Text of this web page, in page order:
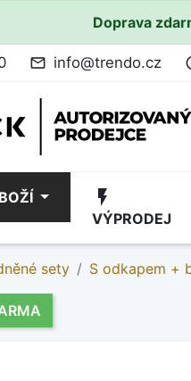
Doprava
mail_outline info@trendo.cz
flash_on
VÝPRODEJ
sety S odkapem +